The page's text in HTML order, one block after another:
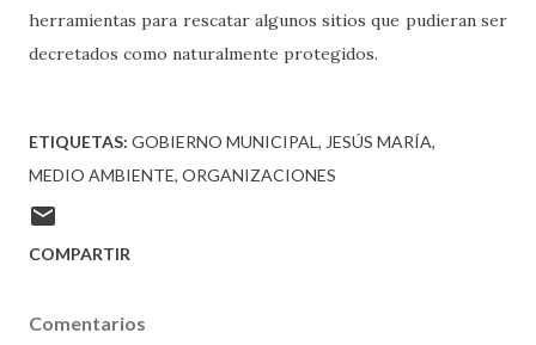
herramientas para rescatar algunos sitios que pudieran ser
decretados como naturalmente protegidos.
ETIQUETAS: GOBIERNO MUNICIPAL
JESÚS MARÍA
MEDIO AMBIENTE ORGANIZACIONES
COMPARTIR
Comentarios